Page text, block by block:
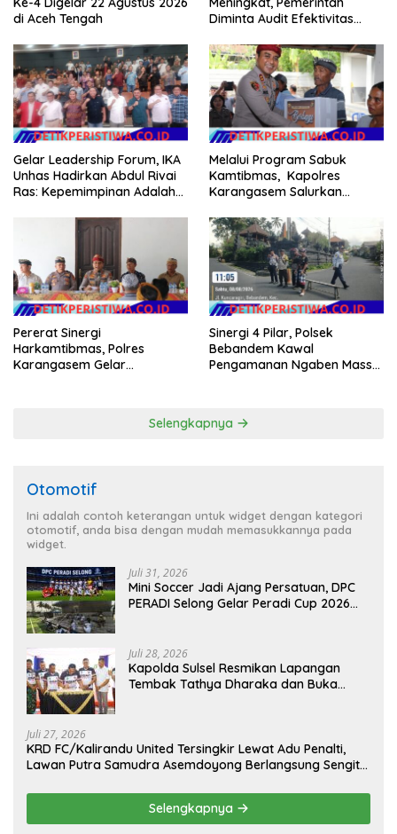
di Aceh Tengah
Diminta Audit Efektivitas
Gelar Leadership Forum, IKA
Unhas Hadirkan Abdul Rivai
Ras: Kepemimpinan Adalah
Melalui Program Sabuk
Kamtibmas, Kapolres
Karangasem Salurkan
Warga Kurang Mampu
Pererat Sinergi
Harkamtibmas, Polres
Karangasem Gelar
Sinergi 4 Pilar, Polsek
Bebandem Kawal
Pengamanan Ngaben Massal
Selengkapnya
Otomotif
Ini adalah contoh keterangan untuk widget dengan kategori
otomotif, anda bisa dengan mudah memasukkannya pada
widget.
Juli 31, 2026
Mini Soccer Jadi Ajang Persatuan, DPC
PERADI Selong Gelar Peradi Cup 2026
Juli 28, 2026
Kapolda Sulsel Resmikan Lapangan
Tembak Tathya Dharaka dan Buka
Juli 27, 2026
KRD FC/Kalirandu United Tersingkir Lewat Adu Penalti,
Lawan Putra Samudra Asemdoyong Berlangsung Sengit
Selengkapnya